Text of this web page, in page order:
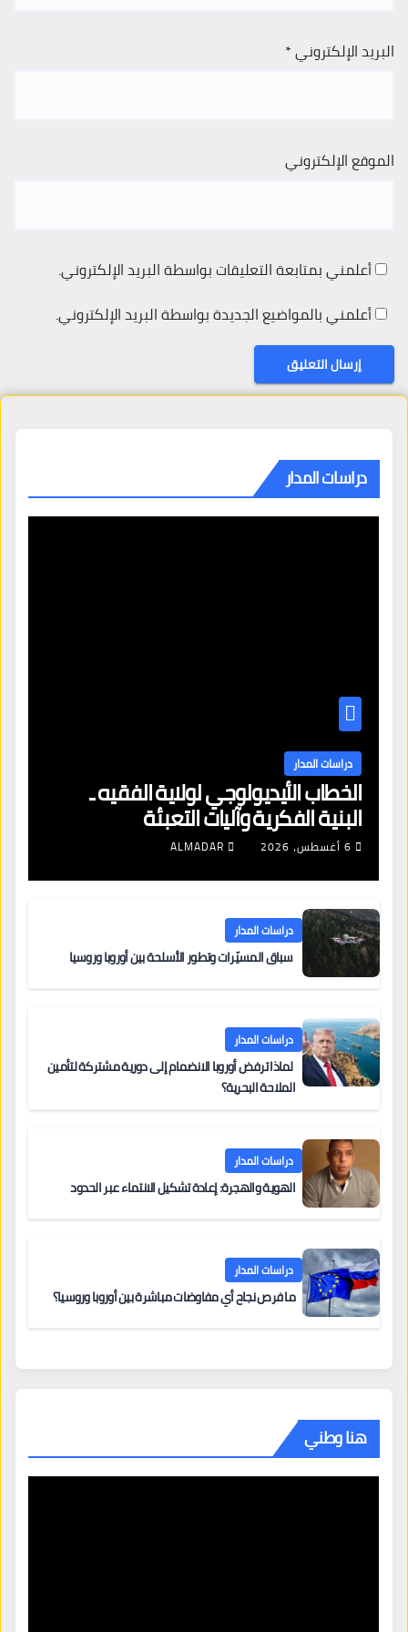
البريد الإلكتروني*
الموقع الإلكتروني
أعلمني بمتابعة التعليقات بواسطة البريد الإلكتروني.
أعلمني بالمواضيع الجديدة بواسطة البريد الإلكتروني.
دراسات المدار
دراسات المدار
الخطاب الأيديولوجي لولاية الفقيه ـ
البنية الفكرية وآليات التعبئة
6 أغسطس، 2026 ALMADAR
دراسات المدار
سباق المسيّرات وتطور الأسلحة بين أوروبا وروسيا
دراسات المدار
لماذا ترفض أوروبا الانضمام إلى دورية مشتركة لتأمين
الملاحة البحرية؟
دراسات المدار
الهوية والهجرة: إعادة تشكيل الانتماء عبر الحدود
دراسات المدار
ما فرص نجاح أي مفاوضات مباشرة بين أوروبا وروسيا؟
هنا وطني